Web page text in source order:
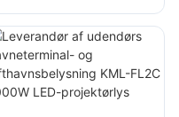
udendørs
bygningsfacader
og belysning af
byggepladser